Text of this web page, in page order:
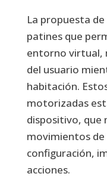
La propuesta
patines que
entorno virtual,
del usuario
habitación.
motorizadas
dispositivo, que
movimientos de
configuración,
acciones.